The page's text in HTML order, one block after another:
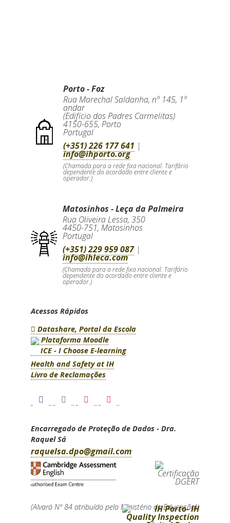
Porto - Foz
Rua Marechal Saldanha, nº 145, 1º
andar
(Edifício dos Padres Carmelitas)
4150-655,Porto
Portugal
(+351) 226 177 641 |
info@ihporto.org
(Chamada para a rede fixa nacional. Tarifário
dependente do acordado entre cliente e
operador.)
Matosinhos - Leça da Palmeira
Rua Oliveira Lessa, 350
4450-751,Matosinhos
Portugal
(+351) 229 959 087|
info@ihleca.com
(Chamada para a rede fixa nacional. Tarifário
dependente do acordado entre cliente e
operador.)
Acessos Rápidos
Datashare, Portal da Escola
Plataforma Moodle
ICE - I Choose E-learning
Health and Safety at IH
Livro de Reclamações
Encarregado de Proteção de Dados - Dra.
Raquel Sá
raquelsa.dpo@gmail.com
(Alvará Nº 84 atribuído pelo Ministério de Educação)